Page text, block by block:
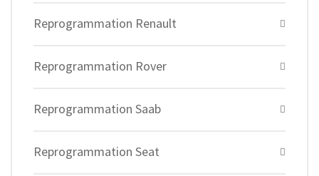
Reprogrammation Renault
Reprogrammation Rover
Reprogrammation Saab
Reprogrammation Seat